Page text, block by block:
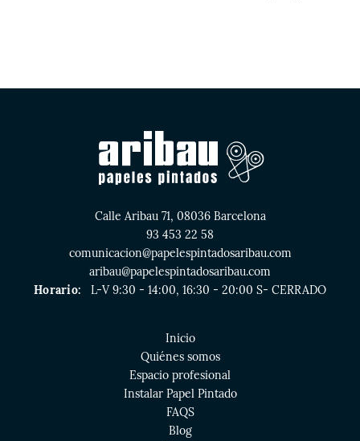
Calle Aribau 71, 08036 Barcelona
93 453 22 58
comunicacion@papelespintadosaribau.com
aribau@papelespintadosaribau.com
Horario:
L-V 9:30 - 14:00, 16:30 - 20:00 S- CERRADO
Inicio
Quiénes somos
Espacio profesional
Instalar Papel Pintado
FAQS
Blog